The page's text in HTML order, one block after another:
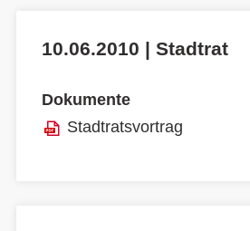
10.06.2010 | Stadtrat
Dokumente
Stadtratsvortrag